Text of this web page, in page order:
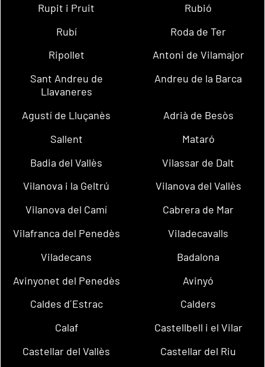
Rupit i Pruit
Rubió
Rubí
Roda de Ter
Ripollet
Antoni de Vilamajor
Sant Andreu de
Llavaneres
Andreu de la Barca
Agustí de Lluçanès
Adrià de Besòs
Sallent
Mataró
Badia del Vallès
Vilassar de Dalt
Vilanova i la Geltrú
Vilanova del Vallès
Vilanova del Camí
Cabrera de Mar
Vilafranca del Penedès
Viladecavalls
Viladecans
Badalona
Avinyonet del Penedès
Avinyó
Caldes d´Estrac
Calders
Calaf
Castellbell i el Vilar
Castellar del Vallès
Castellar del Riu